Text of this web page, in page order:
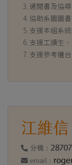
通閱書及協
協助系圖圖
支援本組系
支援工讀生
支援參考櫃
江維信
分機 : 28707
email :